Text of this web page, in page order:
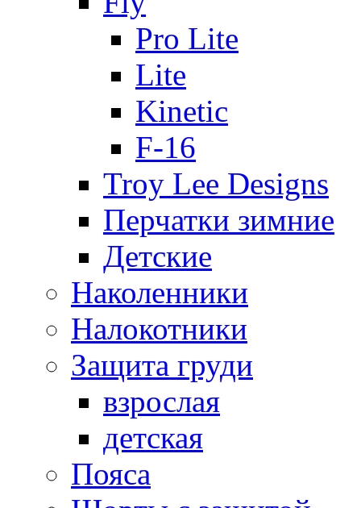
Pro Lite
Lite
Kinetic
F-16
Troy Lee Designs
Перчатки зимние
Детские
Наколенники
Налокотники
Защита груди
взрослая
детская
Пояса